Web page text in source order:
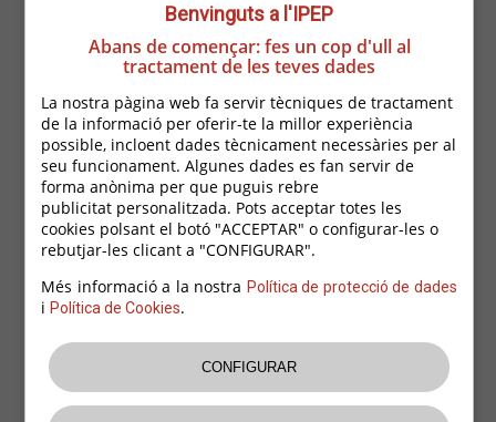
Estètica i Higiene
Hostaleria
Indústria i Distribució
Informàtica i Comunicació
Fotografia i Audiovisuals
Informàtica i Telecomunicacions
Locutoris
Serveis Gràfics
Costa Brava Comunicació i Desenvolupament
D+Font Comunicació Creativa
Fèlix Soler Llimona
Full Time Disseny Gràfic
GM Cloud Design
Impremta Palafrugell
Impremta Sala
Jose Luis Aznar
Josep Maria Farrarons-Turró
Benvinguts a l'IPEP
Abans de començar: fes un cop d'ull al
tractament de les teves dades
La nostra pàgina web fa servir tècniques de tractament
de la informació per oferir-te la millor experiència
possible, incloent dades tècnicament necessàries per al
seu funcionament. Algunes dades es fan servir de
forma anònima per que puguis rebre
publicitat personalitzada. Pots acceptar totes les
cookies polsant el botó "ACCEPTAR" o configurar-les o
rebutjar-les clicant a "CONFIGURAR".
Més informació a la nostra Política de protecció de dades
iPolítica de Cookies.